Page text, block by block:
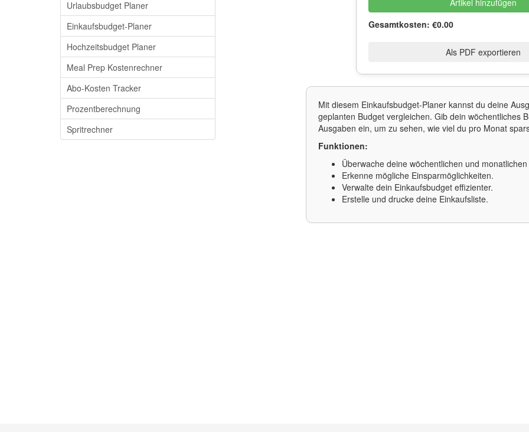
Urlaubsbudget Planer
Einkaufsbudget-Planer
Hochzeitsbudget Planer
Meal Prep Kostenrechner
Abo-Kosten Tracker
Prozentberechnung
Spritrechner
Artikel hinzufügen
Gesamtkosten: €0.00
Als PDF exportieren
Mit diesem Einkaufsbudget-Planer kannst du deine
geplanten Budget vergleichen. Gib dein wöchentliches
Ausgaben ein, um zu sehen, wie viel du pro Monat
Funktionen:
Überwache deine wöchentlichen und
Erkenne mögliche Einsparmöglichkeiten.
Verwalte dein Einkaufsbudget effizienter.
Erstelle und drucke deine Einkaufsliste.